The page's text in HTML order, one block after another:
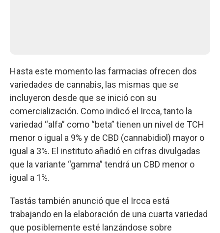
Hasta este momento las farmacias ofrecen dos
variedades de cannabis, las mismas que se
incluyeron desde que se inició con su
comercialización. Como indicó el Ircca, tanto la
variedad “alfa” como “beta” tienen un nivel de TCH
menor o igual a 9% y de CBD (cannabidiol) mayor o
igual a 3%. El instituto añadió en cifras divulgadas
que la variante “gamma” tendrá un CBD menor o
igual a 1%.
Tastás también anunció que el Ircca está
trabajando en la elaboración de una cuarta variedad
que posiblemente esté lanzándose sobre